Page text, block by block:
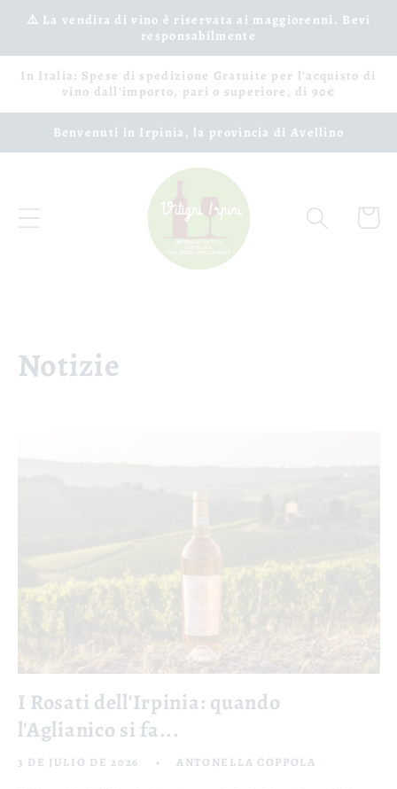
Ir
directamente
⚠️ La vendita di vino è riservata ai maggiorenni. Bevi
responsabilmente
In Italia: Spese di spedizione Gratuite per l'acquisto di
vino dall'importo, pari o superiore, di 90€
Benvenuti in Irpinia, la provincia di Avellino
Carrito
Notizie
I Rosati dell'Irpinia: quando
l'Aglianico si fa...
3 DE JULIO DE 2026 ANTONELLA COPPOLA